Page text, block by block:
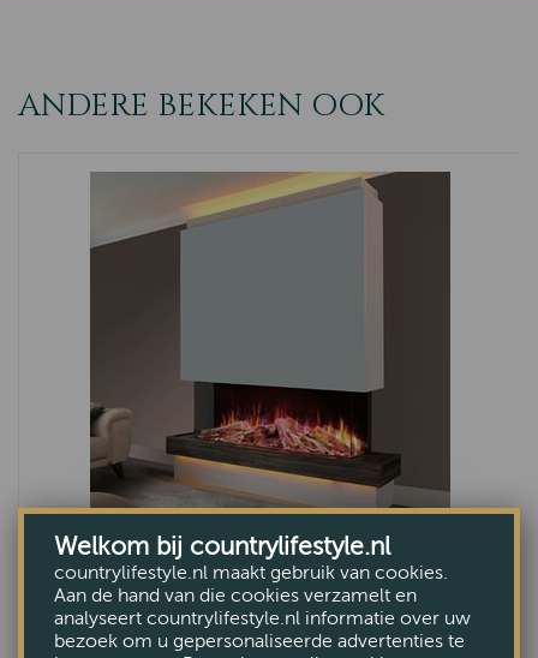
ANDERE BEKEKEN OOK
Elektrische inbouwhaard Fair Fires Tru
Vizion Solution 1250 Tweezijdig
€3595,-
Welkom bij countrylifestyle.nl
countrylifestyle.nl maakt gebruik van cookies.
Aan de hand van die cookies verzamelt en
analyseert countrylifestyle.nl informatie over uw
bezoek om u gepersonaliseerde advertenties te